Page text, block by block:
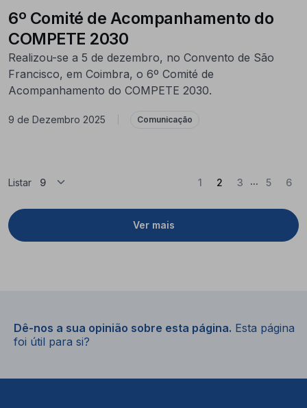
6º Comité de Acompanhamento do
COMPETE 2030
Realizou-se a 5 de dezembro, no Convento de São
Francisco, em Coimbra, o 6º Comité de
Acompanhamento do COMPETE 2030.
9 de Dezembro 2025 Comunicação
Listar
Ver mais
1 2 (Atual)
3 ... 5 6
Dê-nos a sua opinião sobre esta página. Esta página
foi útil para si?